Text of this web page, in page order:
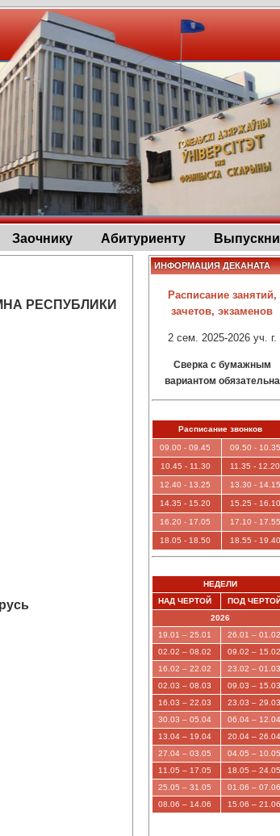
Заочнику Абитуриенту
ИНФОРМАЦИЯ ДЕКАНАТА
Расписание занятий,
зачетов, экзаменов
2 сем. 2025-2026 уч. г.
Сверка с бумажным
вариантом обязательна
Расписание звонков
09.00 - 09.45 09.50 - 10.35
10.45 - 11.30 11.35 - 12.20
12.40 - 13.25 13.30 - 14.15
14.35 - 15.20 15.25 - 16.10
16.20 - 17.05 17.10 - 17.55
18.05 - 18.50 18.55 - 19.40
НЕДЕЛИ
НАД ЧЕРТОЙ
ПОД
2026
19.01 –25.01
26.01 – 01.02
02.02 – 08.02
09.02 – 15.02
16.02 – 22.02
23.02 – 01.03
02.03 – 08.03
09.03 – 15.03
16.03 – 22.03
23.03 – 29.03
30.03 – 05.04
06.04 – 12.04
13.04 – 19.04
20.04 – 26.04
27.04 – 03.05
04.05 – 10.05
11.05 – 17.05
18.05 – 24.05
25.05 – 31.05
01.06 – 07.06
08.06 – 14.06
15.06 – 21.06
РЕСПУБЛИКИ